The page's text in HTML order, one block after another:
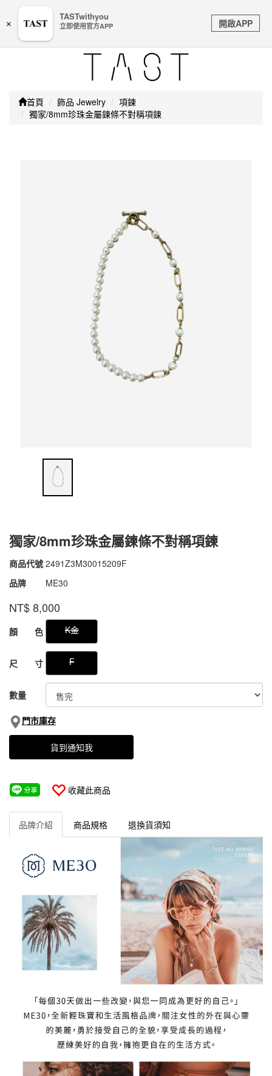
銀行帳戶或信用卡等個人資訊，如接到請立即掛斷或撥打
Toggle
navigation
首頁 飾品 Jewelry
項鍊
獨家/8mm珍珠金屬鍊條不對稱項鍊
獨家/8mm珍珠金屬鍊條不對稱項鍊
商品代號 2491Z3M30015209F
2491Z3M30015209F
品牌
ME30
NT$8,000
GOODS000000000000046322421
顏 色 K金
尺 寸 F
數量
門市庫存
貨到通知我
收藏此商品
品牌介紹 商品規格 退換貨須知
×
TASTwithyou
立即使用官方APP 開啟APP